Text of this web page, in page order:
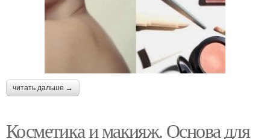
читать дальше →
Косметика и макияж. Основа для